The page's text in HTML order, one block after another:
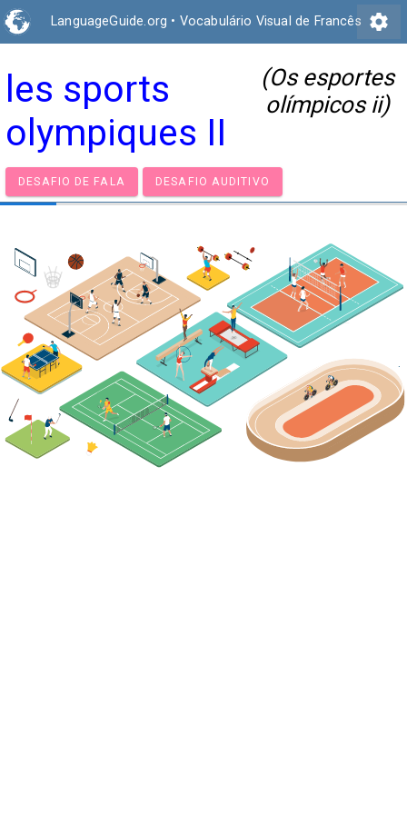
LanguageGuide.org • Vocabulário Visual de Francês settings
les sports
olympiques II
(Os esportes
olímpicos ii)
DESAFIO DE FALA DESAFIO AUDITIVO